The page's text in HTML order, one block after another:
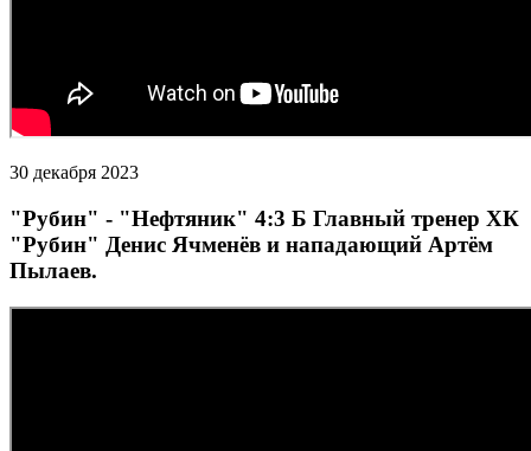
30 декабря 2023
"Рубин" - "Нефтяник" 4:3 Б Главный тренер ХК
"Рубин" Денис Ячменёв и нападающий Артём
Пылаев.